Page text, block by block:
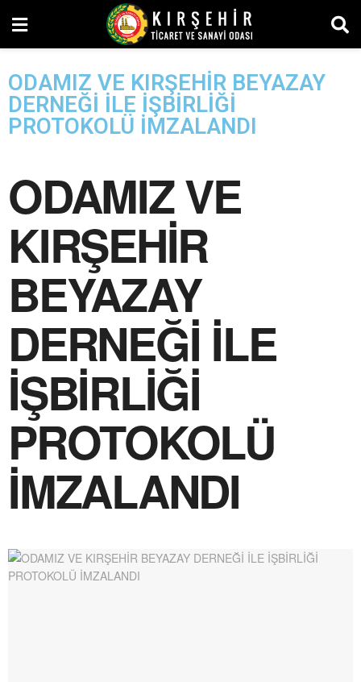
ODAMIZ VE KIRŞEHİR BEYAZAY
DERNEĞİ İLE İŞBİRLİĞİ
PROTOKOLÜ İMZALANDI
ODAMIZ VE
KIRŞEHİR
BEYAZAY
DERNEĞİ İLE
İŞBİRLİĞİ
PROTOKOLÜ
İMZALANDI